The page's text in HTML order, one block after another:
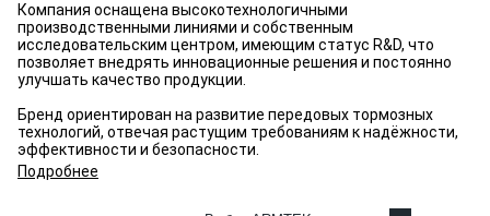
Компания оснащена высокотехнологичными
производственными линиями и собственным
исследовательским центром, имеющим статус R&D, что
позволяет внедрять инновационные решения и постоянно
улучшать качество продукции.
Бренд ориентирован на развитие передовых тормозных
технологий, отвечая растущим требованиям к надёжности,
эффективности и безопасности.
Подробнее